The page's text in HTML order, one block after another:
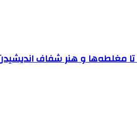
تا مغلطه‌ها و هنر شفاف